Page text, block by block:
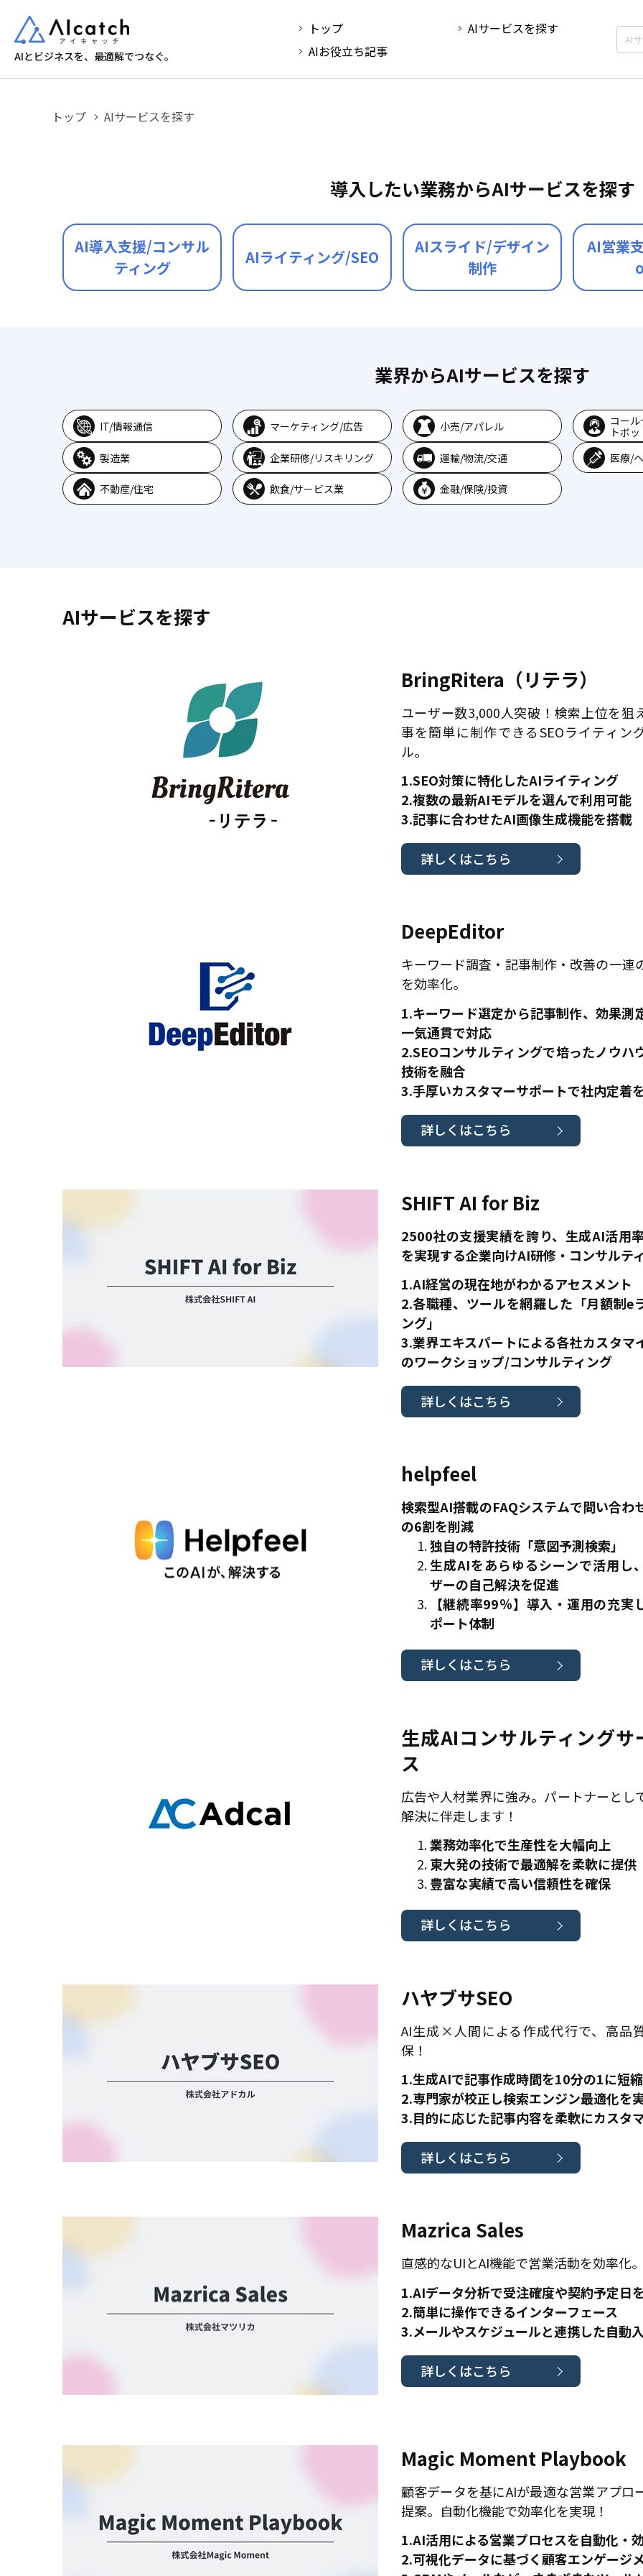
AIとビジネスを、最適解でつなぐ。
トップ
AIサービスを探す
AIお役立ち記事
トップ AIサービスを探す
導入したい業務からAIサービスを探す
AI導入支援/コンサル
ティング
AIライティング/SEO
AIスライド/デザイン
制作
AI営業
業界からAIサービスを探す
IT/情報通信 マーケティング/広告 小売/アパレル
コー
トボッ
製造業
企業研修/リスキリング 運輸/物流/交通 医療/
不動産/住宅 飲食/サービス業 金融/保険/投資
AIサービスを探す
BringRitera（リテラ）
ユーザー数3,000人突破！検索上位を狙
事を簡単に制作できるSEOライティン
ル。
1.SEO対策に特化したAIライティング
2.複数の最新AIモデルを選んで利用可能
3.記事に合わせたAI画像生成機能を搭載
詳しくはこちら
DeepEditor
キーワード調査・記事制作・改善の一連
を効率化。
1.キーワード選定から記事制作、効果測
一気通貫で対応
2.SEOコンサルティングで培ったノウハ
技術を融合
3.手厚いカスタマーサポートで社内定着
詳しくはこちら
SHIFT AI for Biz
2500社の支援実績を誇り、生成AI活用
を実現する企業向けAI研修・コンサルテ
1.AI経営の現在地がわかるアセスメント
2.各職種、ツールを網羅した「月額制e
ング」
3.業界エキスパートによる各社カスタマ
のワークショップ/コンサルティング
詳しくはこちら
helpfeel
検索型AI搭載のFAQシステムで問い合わ
の6割を削減
独自の特許技術「意図予測検索」
生成AIをあらゆるシーンで活用し
ザーの自己解決を促進
【継続率99％】導入・運用の充実
ポート体制
詳しくはこちら
生成AIコンサルティングサ
ス
広告や人材業界に強み。パートナーとし
解決に伴走します！
業務効率化で生産性を大幅向上
東大発の技術で最適解を柔軟に提供
豊富な実績で高い信頼性を確保
詳しくはこちら
ハヤブサSEO
AI生成×人間による作成代行で、高品
保！
1.生成AIで記事作成時間を10分の1に短縮
2.専門家が校正し検索エンジン最適化を
3.目的に応じた記事内容を柔軟にカスタ
詳しくはこちら
Mazrica Sales
直感的なUIとAI機能で営業活動を効率化。
1.AIデータ分析で受注確度や契約予定日
2.簡単に操作できるインターフェース
3.メールやスケジュールと連携した自動
詳しくはこちら
Magic Moment Playbook
顧客データを基にAIが最適な営業アプロ
提案。自動化機能で効率化を実現！
1.AI活用による営業プロセスを自動化・
2.可視化データに基づく顧客エンゲージ